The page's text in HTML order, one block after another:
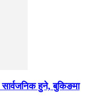
हुने, बुकिङमा